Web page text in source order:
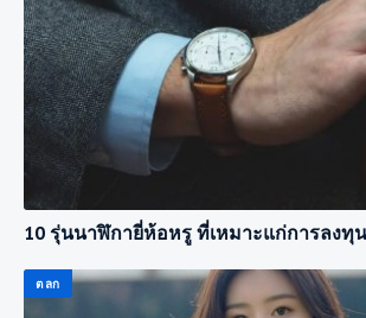
10 รุ่นนาฬิกายี่ห้อหรู ที่เหมาะแก่การลงทุ
ตลก